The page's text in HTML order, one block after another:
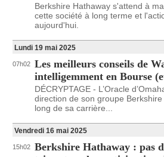
Berkshire Hathaway s'attend à
cette société à long terme et
aujourd'hui.
Lundi 19 mai 2025
07h02 Les meilleurs conseils de
intelligemment en Bourse
DÉCRYPTAGE - L’Oracle
direction de son groupe
long de sa carrière...
Vendredi 16 mai 2025
15h02 Berkshire Hathaway : pas